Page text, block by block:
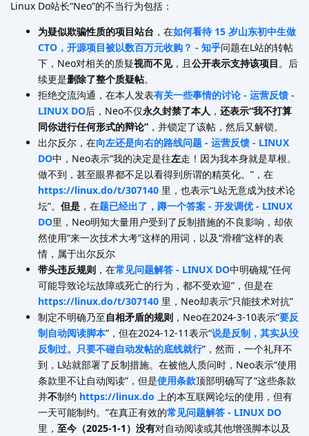
Linux Do站长“Neo”的不当行为包括：
为疑似欺骗性质的项目站台 ，在如何看待 15 岁山东初中生做
CTO，开源项目被以数百万元收购？ - 知乎问题在L站的转帖
下，Neo对相关的质疑视而不见，且公开表示支持该项目 。后
续更是删除了整个质疑帖。
拒绝交流沟通，在本人发表有关一些事情的讨论 - 运营反馈 -
LINUX DO后，Neo不仅永久封禁了本人 ， 还表示“我不打算
同你进行任何形式的辩论” ，并锁定了该帖，然后又解锁。
出尔反尔，在向左还是向右的路线问题 - 运营反馈 - LINUX
DO中，Neo表示“我的决定是往左走！因为我本身就是草根。
做不到，甚至眼界都不足以看得到所谓的精英化。”，在
https://linux.do/t/307140 里，也表示“L站无意成为技术论
坛”。 但是 ，在题已经出了，蹲一个答案 - 开发调优 - LINUX
DO里，Neo明知大量用户受到了反制措施的不良影响，却依
然使用“来一次技术大考”这样的用词，以及“滑稽”这样的表
情，属于出尔反尔
带头违反规则 ，在常见问题解答 - LINUX DO中明确规“任何
可能导致论坛故障或死亡的行为，都不受欢迎”，但是在
https://linux.do/t/307140 里，Neo却表示“只能技术对抗”
制定不明确乃至自相矛盾的规则 ，Neo在2024-3-10表示“要反
制自动阅读脚本”，但在2024-12-11表示“说是反制，其实从没
反制过。只要不碰自动发帖的底线就行”，然而，一个礼拜不
到，L站就部署了反制措施。在被他人质问时，Neo表示“使用
条款里不让自动阅读”，但是使用条款顶部明确写了“这些条款
并不制约 https://linux.do 上的本互联网论坛的使用，但有
一天可能制约。”在真正有效的常见问题解答 - LINUX DO
里， 至今（2025-1-1）没有对自动阅读或其他增强脚本以及